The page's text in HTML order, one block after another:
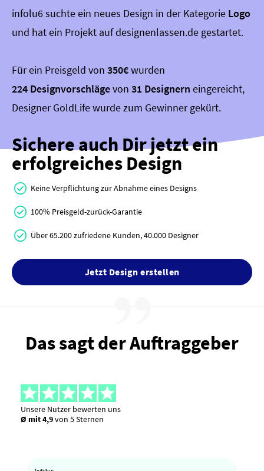
infolu6 suchte ein neues Design in der Kategorie Logo
und hat ein Projekt auf designenlassen.de gestartet.
Für ein Preisgeld von 350€wurden
224 Designvorschlägevon 31 Designern eingereicht,
Designer GoldLife wurde zum Gewinner gekürt.
Sichere auch Dir jetzt ein
erfolgreiches Design
Keine Verpflichtung zur Abnahme eines Designs
100% Preisgeld-zurück-Garantie
Über 65.200 zufriedene Kunden, 40.000 Designer
Jetzt Design erstellen
Das sagt der Auftraggeber
Unsere Nutzer bewerten uns
Ø mit 4,9von 5 Sternen